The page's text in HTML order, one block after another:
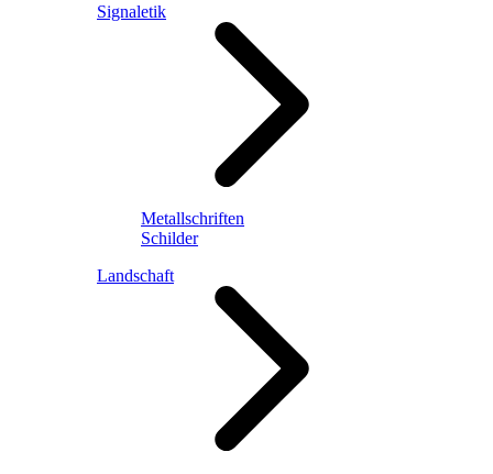
Signaletik
Metallschriften
Schilder
Landschaft